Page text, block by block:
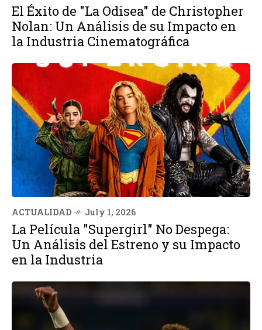
El Éxito de "La Odisea" de Christopher
Nolan: Un Análisis de su Impacto en
la Industria Cinematográfica
ACTUALIDAD July 1, 2026
La Película "Supergirl" No Despega:
Un Análisis del Estreno y su Impacto
en la Industria